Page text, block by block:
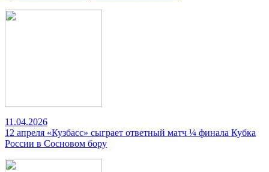
11.04.2026
12 апреля «Кузбасс» сыграет ответный матч ¼ финала Кубка
России в Сосновом бору